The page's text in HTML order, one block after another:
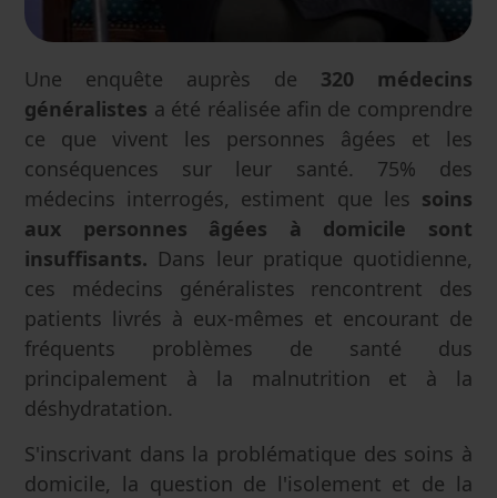
Une enquête auprès de 320 médecins
généralistes a été réalisée afin de comprendre
ce que vivent les personnes âgées et les
conséquences sur leur santé. 75% des
médecins interrogés, estiment que les soins
aux personnes âgées à domicile sont
insuffisants. Dans leur pratique quotidienne,
ces médecins généralistes rencontrent des
patients livrés à eux-mêmes et encourant de
fréquents problèmes de santé dus
principalement à la malnutrition et à la
déshydratation.
S'inscrivant dans la problématique des soins à
domicile, la question de l'isolement et de la